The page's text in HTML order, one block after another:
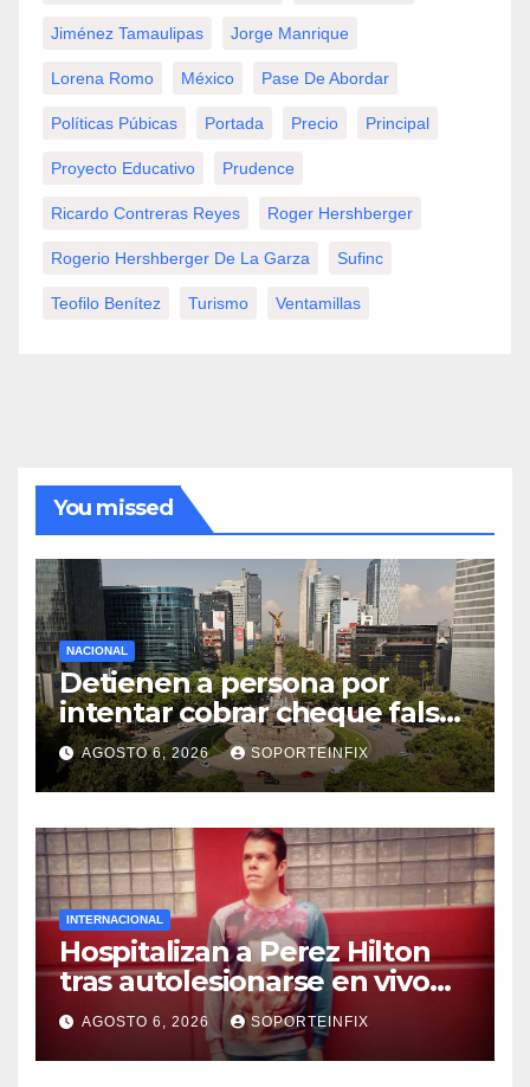
Jiménez Tamaulipas Jorge Manrique
Lorena Romo México Pase De Abordar
Políticas Púbicas Portada Precio Principal
Proyecto Educativo Prudence
Ricardo Contreras Reyes Roger Hershberger
Rogerio Hershberger De La Garza Sufinc
Teofilo Benítez Turismo Ventamillas
You missed
NACIONAL
Detienen a persona por
intentar cobrar cheque falso
de 420,000 pesos en CDMX
AGOSTO 6, 2026 SOPORTEINFIX
INTERNACIONAL
Hospitalizan a Perez Hilton
tras autolesionarse en vivo
por TikTok en Miami
AGOSTO 6, 2026 SOPORTEINFIX